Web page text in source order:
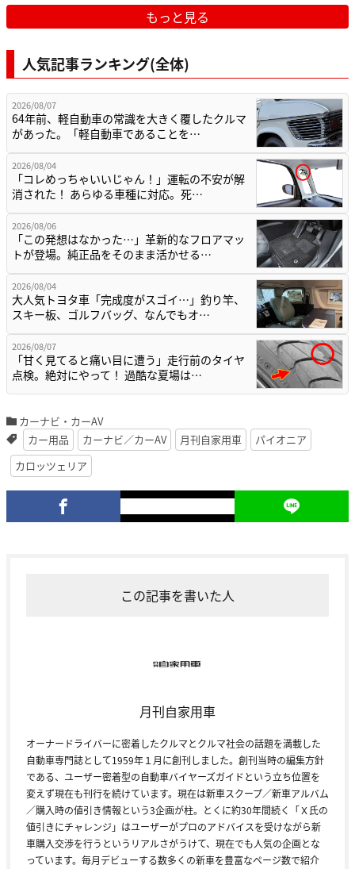
もっと見る
人気記事ランキング(全体)
2026/08/07
64年前、軽自動車の常識を大きく覆したクルマ
があった。「軽自動車であることを…
2026/08/04
「コレめっちゃいいじゃん！」運転の不安が解
消された！ あらゆる車種に対応。死…
2026/08/06
「この発想はなかった…」革新的なフロアマッ
トが登場。純正品をそのまま活かせる…
2026/08/04
大人気トヨタ車「完成度がスゴイ…」釣り竿、
スキー板、ゴルフバッグ、なんでもオ…
2026/08/07
「甘く見てると痛い目に遭う」走行前のタイヤ
点検。絶対にやって！ 過酷な夏場は…
カーナビ・カーAV
カー用品
カーナビ／カーAV 月刊自家用車
パイオニア
カロッツェリア
この記事を書いた人
月刊自家用車
オーナードライバーに密着したクルマとクルマ社会の話題を満載した
自動車専門誌として1959年１月に創刊しました。創刊当時の編集方針
である、ユーザー密着型の自動車バイヤーズガイドという立ち位置を
変えず現在も刊行を続けています。現在は新車スクープ／新車アルバム
／購入時の値引き情報という3企画が柱。とくに約30年間続く「Ｘ氏の
値引きにチャレンジ」はユーザーがプロのアドバイスを受けながら新
車購入交渉を行うというリアルさがうけて、現在でも人気の企画とな
っています。毎月デビューする数多くの新車を豊富なページ数で紹介